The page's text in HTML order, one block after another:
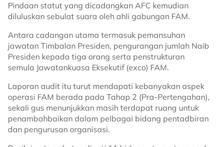
Pindaan statut yang dicadangkan AFC kemudian
diluluskan sebulat suara oleh ahli gabungan FAM.
Antara cadangan utama termasuk pemansuhan
jawatan Timbalan Presiden, pengurangan jumlah Naib
Presiden kepada tiga orang serta penstrukturan
semula Jawatankuasa Eksekutif (exco) FAM.
Laporan audit itu turut mendapati kebanyakan aspek
operasi FAM berada pada Tahap 2 (Pra-Pertengahan),
sekali gus menunjukkan masih terdapat ruang untuk
penambahbaikan dalam pelbagai bidang pentadbiran
dan pengurusan organisasi.